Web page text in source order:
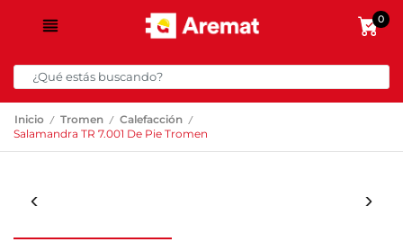
0
Inicio / Tromen / Calefacción /
Salamandra TR 7.001 De Pie Tromen